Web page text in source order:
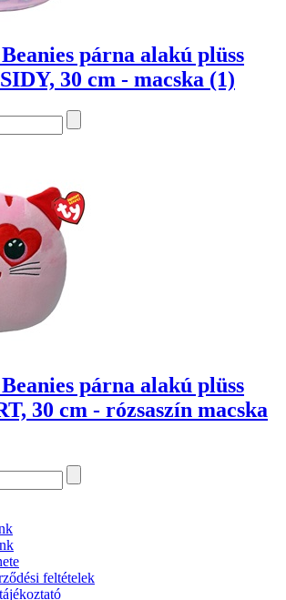
párna alakú plüss
30 cm - macska (1)
párna alakú plüss
30 cm - rózsaszín macska
feltételek